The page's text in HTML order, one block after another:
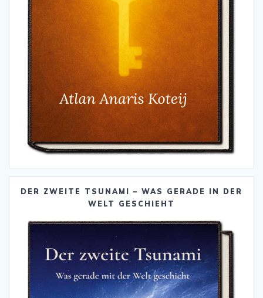
DER ZWEITE TSUNAMI – WAS GERADE IN DER
WELT GESCHIEHT